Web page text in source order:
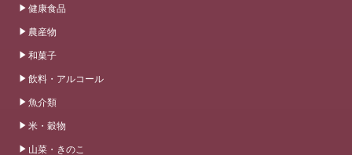
健康食品
農産物
和菓子
飲料・アルコール
魚介類
米・穀物
山菜・きのこ